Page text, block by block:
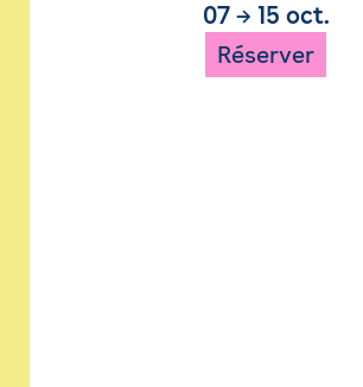
07→ 15 oct.
Réserver